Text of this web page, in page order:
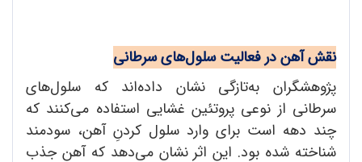
نقش آهن در فعالیت سلول‌های سرطانی
پژوهشگران به‌تازگی نشان داده‌اند که سلول‌های
سرطانی از نوعی پروتئین غشایی استفاده می‌کنند که
چند دهه است برای وارد سلول کردنِ آهن، سودمند
شناخته شده بود. این اثر نشان می‌دهد که آهن جذب